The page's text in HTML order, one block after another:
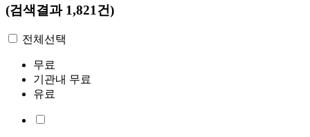
(검색결과 1,821건)
전체선택
무료
기관내 무료
유료